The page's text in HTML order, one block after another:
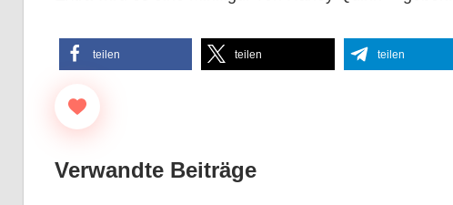
teilen teilen teilen
Verwandte Beiträge